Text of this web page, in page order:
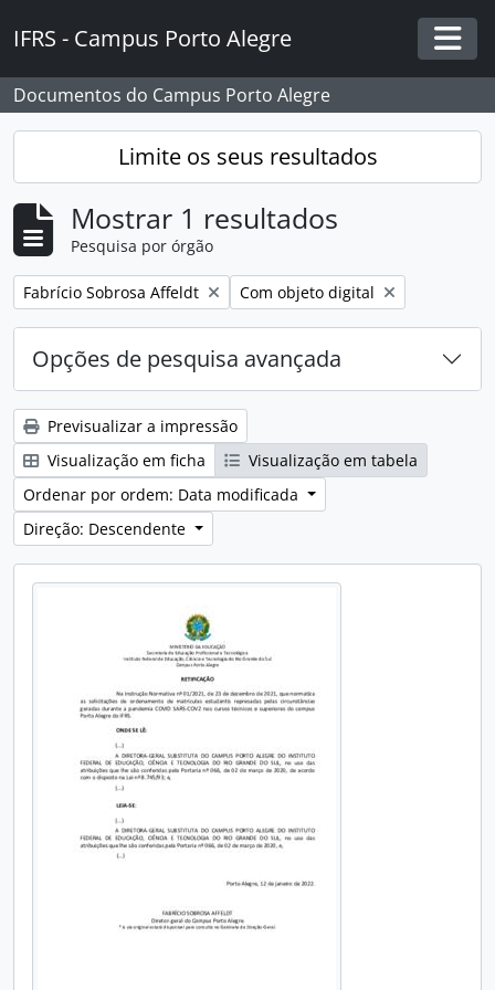
IFRS - Campus Porto Alegre
Documentos do Campus Porto Alegre
Limite os seus resultados
Mostrar 1 resultados
Pesquisa por órgão
Remover filtro:
Fabrício Sobrosa Affeldt Remover filtro:
Com objeto digital
Opções de pesquisa avançada
Previsualizar a impressão
Visualização em ficha
Visualização em tabela
Ordenar por ordem: Data modificada
Direção: Descendente